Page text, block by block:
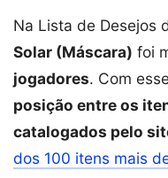
Na Lista de Desejos
Solar (Máscara) foi
jogadores. Com
posição entre os
catalogados pelo
dos 100 itens mais